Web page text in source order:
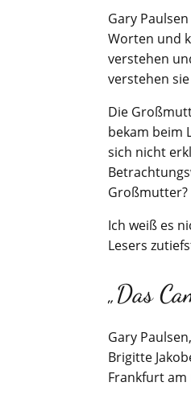
Gary
Worten und
verstehen
verstehen
Die
bekam beim
sich nicht
Großmutter?
Ich weiß es
Lesers
„Das
Gary
Brigitte
Frankfurt am